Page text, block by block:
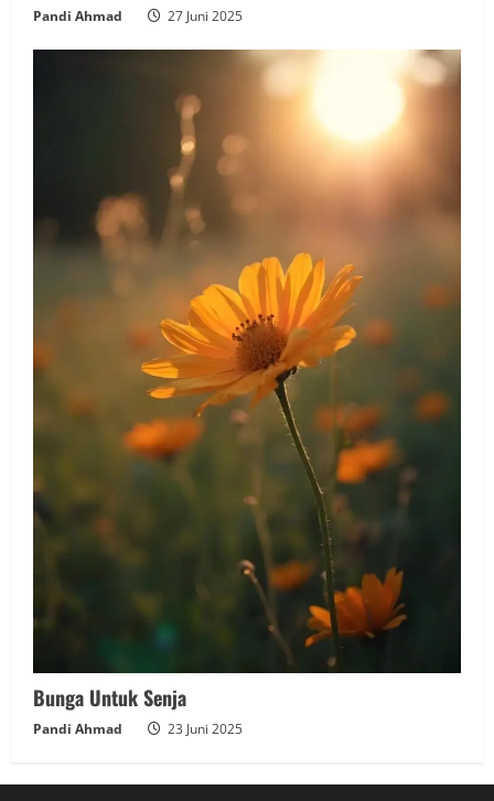
Pandi Ahmad 27 Juni 2025
Bunga Untuk Senja
Pandi Ahmad 23 Juni 2025